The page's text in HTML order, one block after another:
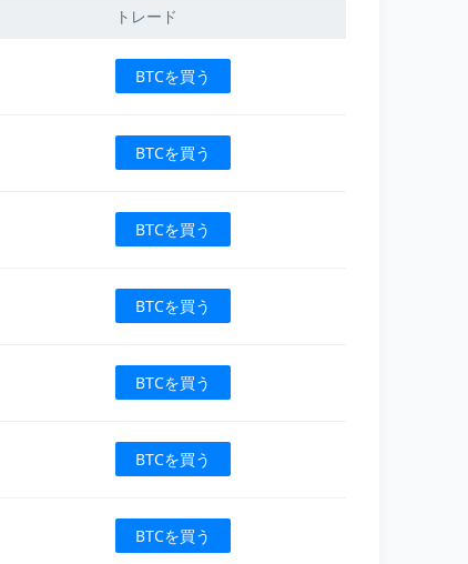
トレード
BTCを買う
BTCを買う
BTCを買う
BTCを買う
BTCを買う
BTCを買う
BTCを買う